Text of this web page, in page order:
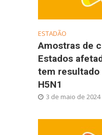
ESTADÃO
Amostras de
Estados
tem resultado
H5N1
3 de maio de 2024